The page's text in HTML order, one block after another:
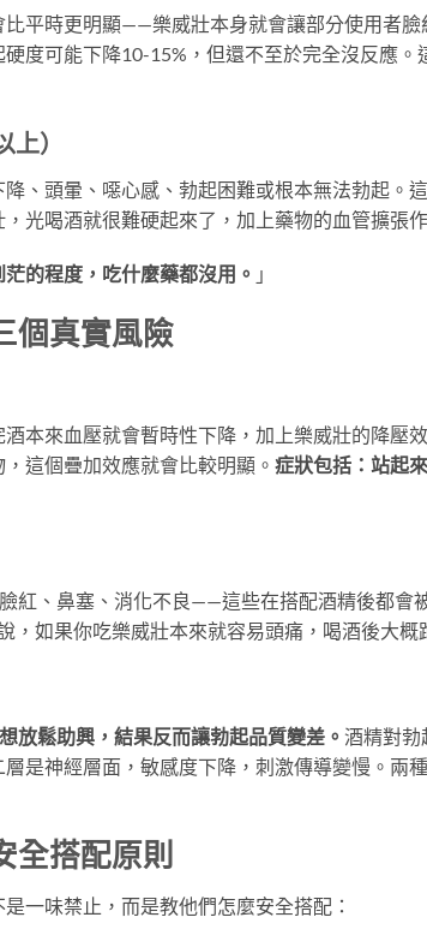
比平時更明顯——樂威壯本身就會讓部分使用者臉
度可能下降10-15%，但還不至於完全沒反應。
）
降、頭暈、噁心感、勃起困難或根本無法勃起。
光喝酒就很難硬起來了，加上藥物的血管擴張
茫的程度，吃什麼藥都沒用。 」
個真實風險
本來血壓就會暫時性下降，加上樂威壯的降壓
這個疊加效應就會比較明顯。 症狀包括：站起
紅、鼻塞、消化不良——這些在搭配酒精後都會
，如果你吃樂威壯本來就容易頭痛，喝酒後大概
放鬆助興，結果反而讓勃起品質變差。 酒精對勃
是神經層面，敏感度下降，刺激傳導變慢。兩
全搭配原則
一味禁止，而是教他們怎麼安全搭配：